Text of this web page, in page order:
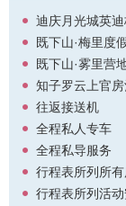
路。
秘境独龙江探
来，独龙族世世代
纹面是独龙族妇女
式。纹面过程复杂
使用骨针或竹针在
液或炭灰制成的天
痂后，脸上便留下
迪庆月光城英
既下山·梅里度
既下山·雾里营
知子罗云上官
往返接送机
全程私人专车
全程私导服务
行程表所列所
行程表所列活